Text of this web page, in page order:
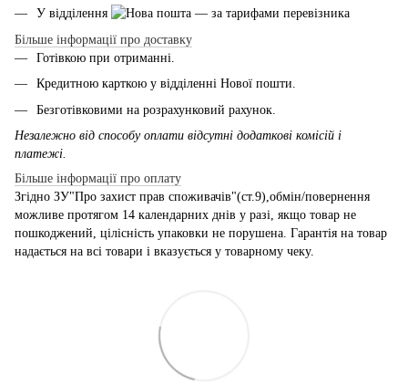
У відділення
— за тарифами перевізника
Більше інформації про доставку
Готівкою при отриманні.
Кредитною карткою у відділенні Нової пошти.
Безготівковими на розрахунковий рахунок.
Незалежно від способу оплати відсутні додаткові комісій і
платежі.
Більше інформації про оплату
Згідно ЗУ"Про захист прав споживачів"(ст.9),обмін/повернення
можливе протягом 14 календарних днів у разі, якщо товар не
пошкоджений, цілісність упаковки не порушена. Гарантія на товар
надається на всі товари і вказується у товарному чеку.